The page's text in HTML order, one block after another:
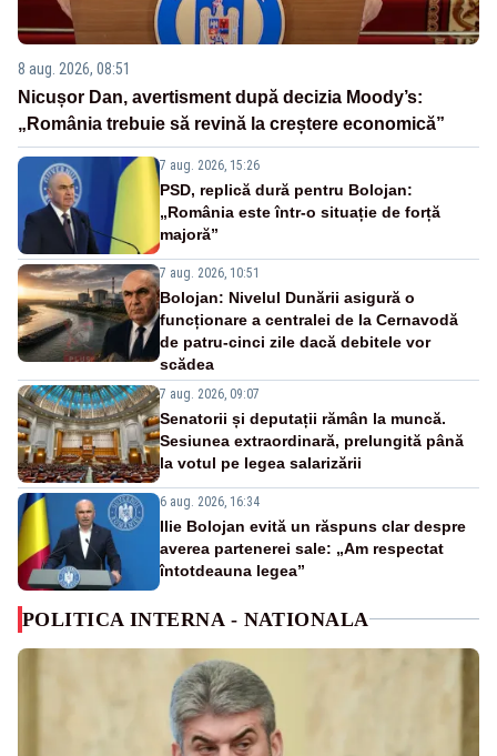
8 aug. 2026, 08:51
Nicușor Dan, avertisment după decizia Moody’s:
„România trebuie să revină la creștere economică”
7 aug. 2026, 15:26
PSD, replică dură pentru Bolojan:
„România este într-o situație de forță
majoră”
7 aug. 2026, 10:51
Bolojan: Nivelul Dunării asigură o
funcționare a centralei de la Cernavodă
de patru-cinci zile dacă debitele vor
scădea
7 aug. 2026, 09:07
Senatorii și deputații rămân la muncă.
Sesiunea extraordinară, prelungită până
la votul pe legea salarizării
6 aug. 2026, 16:34
Ilie Bolojan evită un răspuns clar despre
averea partenerei sale: „Am respectat
întotdeauna legea”
POLITICA INTERNA - NATIONALA